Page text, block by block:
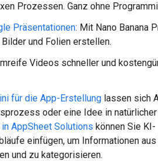
Prozessen. Ganz ohne
Präsentationen: Mit Nano Banana
und Folien erstellen.
Videos schneller und
für die App-Erstellung lassen sich
oder eine Idee in
in AppSheet Solutions können Sie KI-
einfügen, um Informationen
und zu kategorisieren.